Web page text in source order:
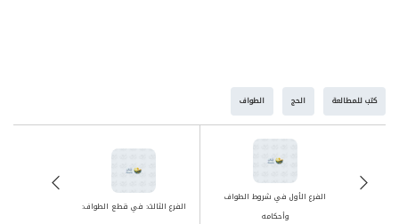
كتب للمطالعة الحج الطواف
الفرع الثالث: في قطع الطواف:
الفرع الأول في شروط الطواف
وأحكامه